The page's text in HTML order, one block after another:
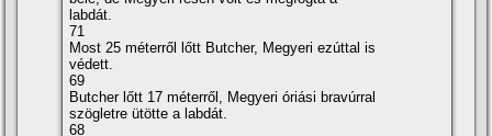
labdát.
71
Most 25 méterről lőtt Butcher, Megyeri ezúttal is
védett.
69
Butcher lőtt 17 méterről, Megyeri óriási bravúrral
szögletre ütötte a labdát.
68